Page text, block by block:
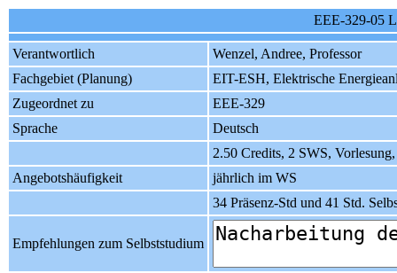
EEE-329-05
Verantwortlich
Wenzel, Andree, Professor
Fachgebiet (Planung)
EIT-ESH, Elektrische
Zugeordnet zu
EEE-329
Sprache
Deutsch
2.50 Credits, 2 SWS,
Angebotshäufigkeit
jährlich im WS
34 Präsenz-Std und 41 Std.
Empfehlungen zum Selbststudium